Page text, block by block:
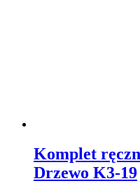
Komplet
Drzewo K3-19